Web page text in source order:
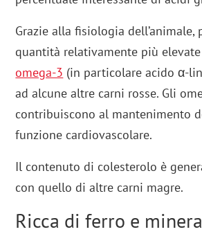
Grazie alla fisiologia dell’animale,
quantità relativamente più
omega-3 (in particolare acido α-
ad alcune altre carni rosse. Gli
contribuiscono al mantenimento
funzione cardiovascolare.
Il contenuto di colesterolo è
con quello di altre carni magre.
Ricca di ferro e